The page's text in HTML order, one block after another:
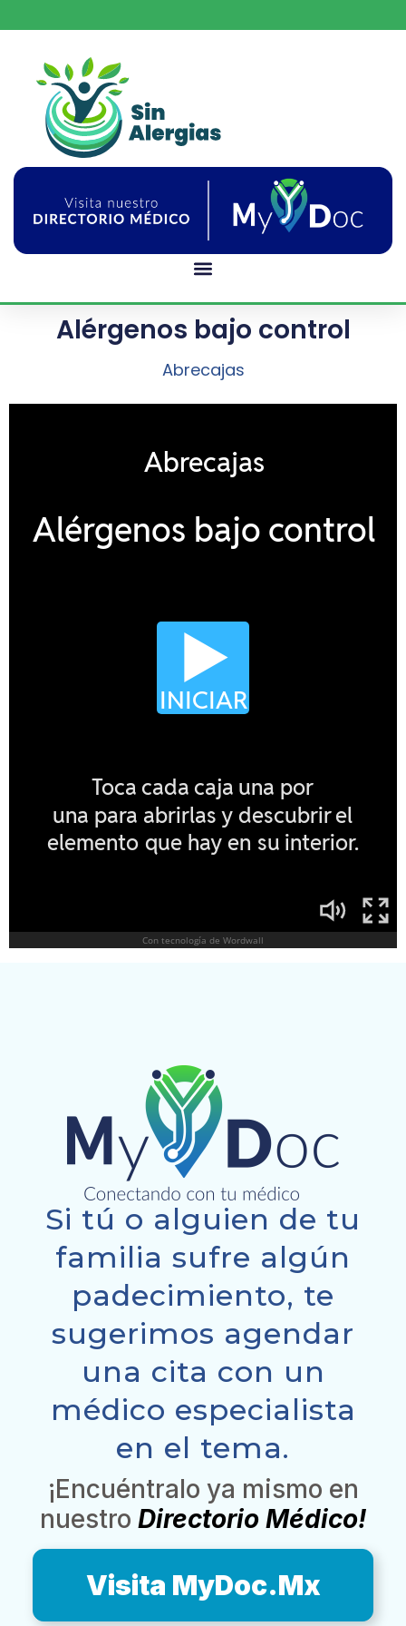
Alérgenos bajo control
Abrecajas
Si tú o alguien de tu
familia sufre algún
padecimiento, te
sugerimos agendar
una cita con un
médico especialista
en el tema.
¡Encuéntralo ya mismo en
nuestro Directorio Médico!
Visita MyDoc.Mx